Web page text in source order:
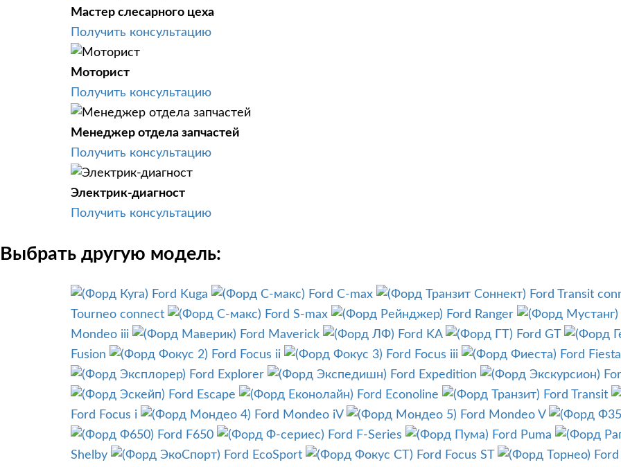
Мастер слесарного цеха
Получить консультацию
Моторист
Получить консультацию
Менеджер отдела запчастей
Получить консультацию
Электрик-диагност
Получить консультацию
Выбрать другую модель:
Ford Kuga Ford C-max
Ford Transit
Tourneo connect
Ford S-max
Ford Ranger
Mondeo iii
Ford Maverick Ford KA
Ford GT
Fusion
Ford Focus ii Ford Focus iii
Ford Fiesta
Ford Explorer
Ford Expedition
Ford Escape
Ford Econoline
Ford Transit
Ford Focus i
Ford Mondeo iV
Ford Mondeo V
Ford F650
Ford F-Series
Ford Puma
Shelby
Ford EcoSport Ford Focus ST